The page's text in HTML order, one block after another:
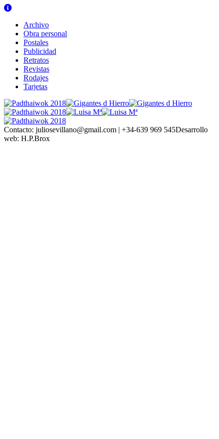
Archivo
Obra personal
Postales
Publicidad
Retratos
Revistas
Rodajes
Tarjetas
Contacto: juliosevillano@gmail.com | +34-639 969 545Desarrollo
web: H.P.Brox